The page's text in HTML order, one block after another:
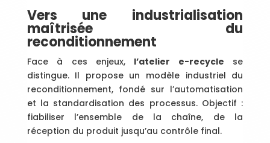
Vers une industrialisation
maîtrisée du
reconditionnement
Face à ces enjeux, l’atelier e-recycle se
distingue. Il propose un modèle industriel du
reconditionnement, fondé sur l’automatisation
et la standardisation des processus. Objectif :
fiabiliser l’ensemble de la chaîne, de la
réception du produit jusqu’au contrôle final.